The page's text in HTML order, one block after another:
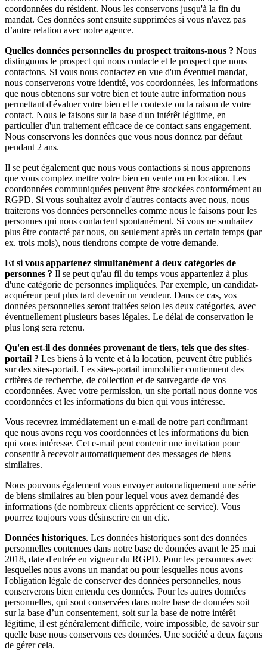
coordonnées du résident. Nous les conservons jusqu'à la fin du
mandat. Ces données sont ensuite supprimées si vous n'avez pas
d’autre relation avec notre agence.
Quelles données personnelles du prospect traitons-nous ? Nous
distinguons le prospect qui nous contacte et le prospect que nous
contactons. Si vous nous contactez en vue d'un éventuel mandat,
nous conserverons votre identité, vos coordonnées, les informations
que nous obtenons sur votre bien et toute autre information nous
permettant d'évaluer votre bien et le contexte ou la raison de votre
contact. Nous le faisons sur la base d'un intérêt légitime, en
particulier d'un traitement efficace de ce contact sans engagement.
Nous conservons les données que vous nous donnez par défaut
pendant 2 ans.
Il se peut également que nous vous contactions si nous apprenons
que vous comptez mettre votre bien en vente ou en location. Les
coordonnées communiquées peuvent être stockées conformément au
RGPD. Si vous souhaitez avoir d'autres contacts avec nous, nous
traiterons vos données personnelles comme nous le faisons pour les
personnes qui nous contactent spontanément. Si vous ne souhaitez
plus être contacté par nous, ou seulement après un certain temps (par
ex. trois mois), nous tiendrons compte de votre demande.
Et si vous appartenez simultanément à deux catégories de
personnes ? Il se peut qu'au fil du temps vous apparteniez à plus
d'une catégorie de personnes impliquées. Par exemple, un candidat-
acquéreur peut plus tard devenir un vendeur. Dans ce cas, vos
données personnelles seront traitées selon les deux catégories, avec
éventuellement plusieurs bases légales. Le délai de conservation le
plus long sera retenu.
Qu'en est-il des données provenant de tiers, tels que des sites-
portail ? Les biens à la vente et à la location, peuvent être publiés
sur des sites-portail. Les sites-portail immobilier contiennent des
critères de recherche, de collection et de sauvegarde de vos
coordonnées. Avec votre permission, un site portail nous donne vos
coordonnées et les informations du bien qui vous intéresse.
Vous recevrez immédiatement un e-mail de notre part confirmant
que nous avons reçu vos coordonnées et les informations du bien
qui vous intéresse. Cet e-mail peut contenir une invitation pour
consentir à recevoir automatiquement des messages de biens
similaires.
Nous pouvons également vous envoyer automatiquement une série
de biens similaires au bien pour lequel vous avez demandé des
informations (de nombreux clients apprécient ce service). Vous
pourrez toujours vous désinscrire en un clic.
Données historiques. Les données historiques sont des données
personnelles contenues dans notre base de données avant le 25 mai
2018, date d'entrée en vigueur du RGPD. Pour les personnes avec
lesquelles nous avons un mandat ou pour lesquelles nous avons
l'obligation légale de conserver des données personnelles, nous
conserverons bien entendu ces données. Pour les autres données
personnelles, qui sont conservées dans notre base de données soit
sur la base d’un consentement, soit sur la base de notre intérêt
légitime, il est généralement difficile, voire impossible, de savoir sur
quelle base nous conservons ces données. Une société a deux façons
de gérer cela.